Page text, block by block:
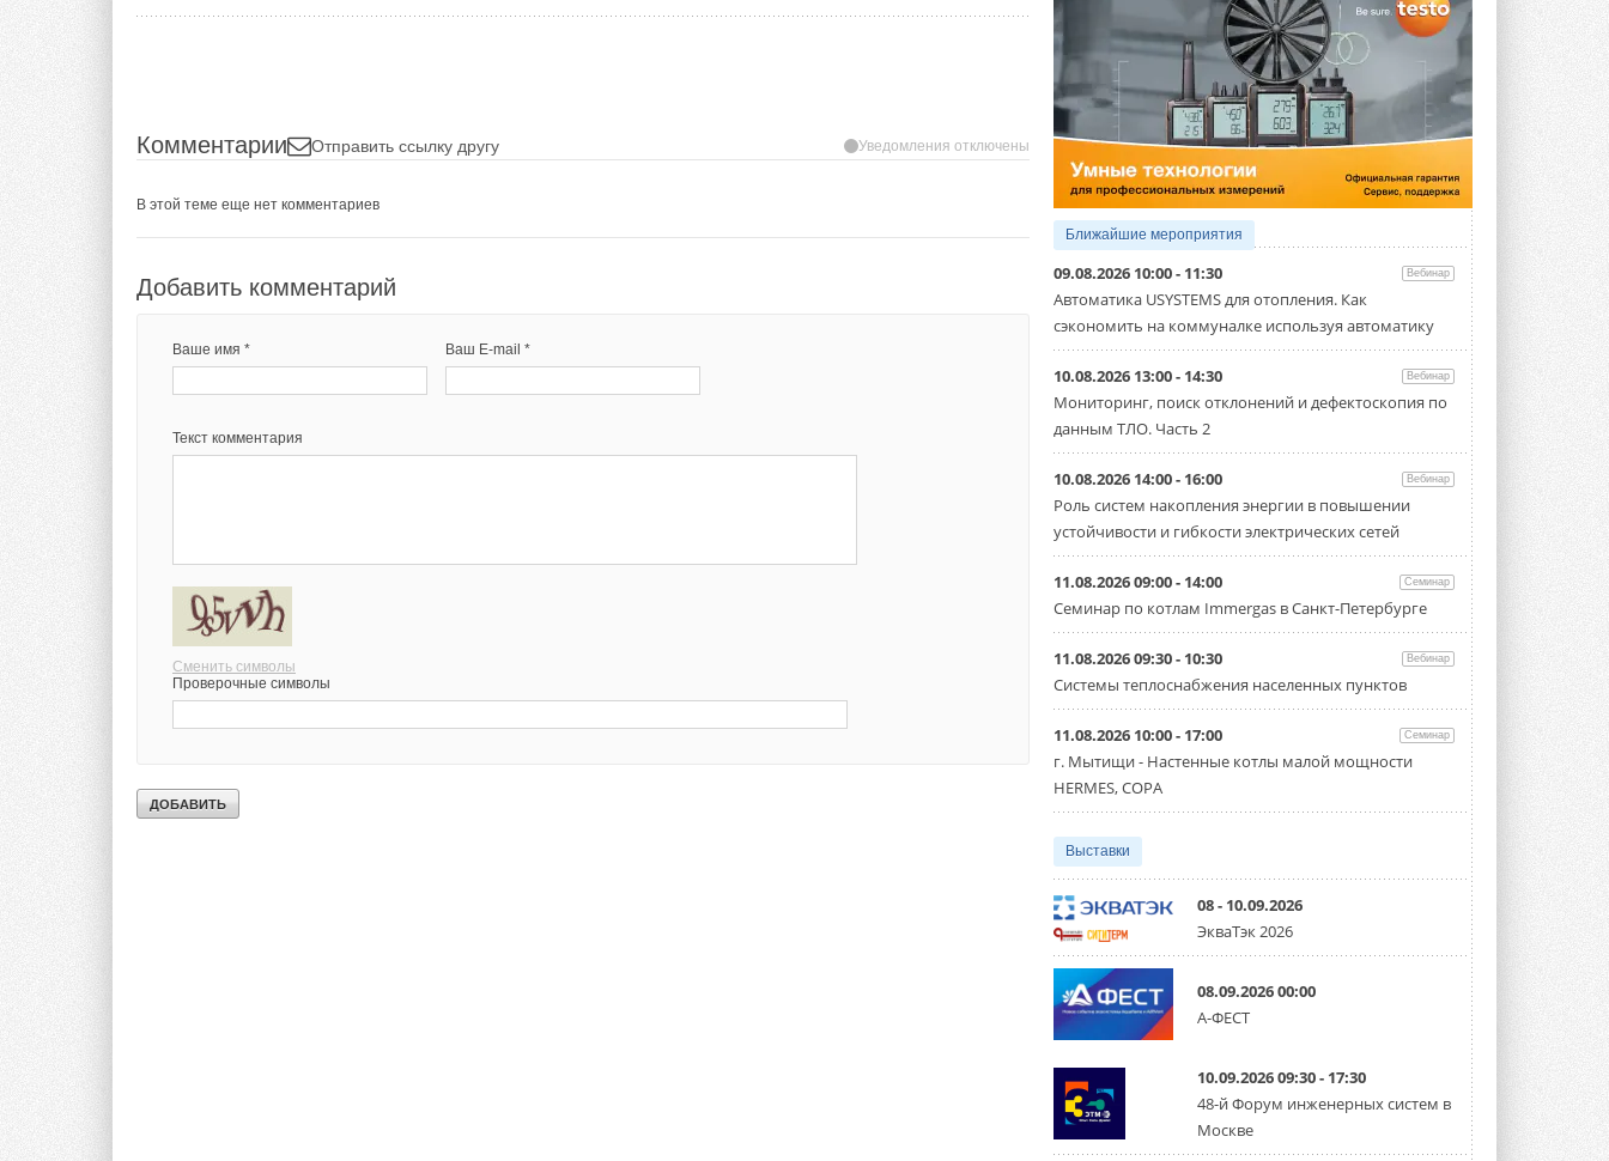
Комментарии Отправить ссылку другу Уведомления отключены
В этой теме еще нет комментариев
Добавить комментарий
Ваше имя * Ваш E-mail *
Текст комментария
Сменить символы
Проверочные символы
Гибридный тепловой насос PV/T
с одним общим испарителем
Исследователи предложили
конструкцию двухисточникового ...
5 АВГУСТА 2026
21-й ежегодный форум
«ЦОД-2026»
Мероприятие пройдет 2-3 сентября в
отеле Radisson Slavyanskaya. Форум
посетит более двух тысяч участников ...
5 АВГУСТА 2026
Китайская Shenling представила
линейку тепловых насосов
«воздух-вода» на R290
Серия ThermaX R290 All-In-One
включает три модели ...
Тепловые насосы в связке с
солнечной генерацией и
накопителем снижают
потребление на 60%
Исследователи из Италии установили ...
4 АВГУСТА 2026
«РУСКЛИМАТ Fest 2026» в Уфе
собрал свыше 700 профи
климатической отрасли
Организатором выступил торгово-
производственный холдинг ...
ЦОД с плотностью 54 кВт на
стойку
3 АВГУСТА 2026
систему DVM на R32
Линейка включает семь типоразмеров
производительностью от 22,4 до 56 кВт.
Суммарная длина трубопроводов ...
3 АВГУСТА 2026
«СиСофт Девелопмент» подвел
итоги конкурса студенческих
стартует уже в сентябре 2026 года ...
3 АВГУСТА 2026
«Русклимат» укрепляет
Ближайшие мероприятия
09.08.2026 10:00 - 11:30 Вебинар
Автоматика USYSTEMS для отопления. Как
сэкономить на коммуналке используя автоматику
10.08.2026 13:00 - 14:30 Вебинар
Мониторинг, поиск отклонений и дефектоскопия по
данным ТЛО. Часть 2
10.08.2026 14:00 - 16:00 Вебинар
Роль систем накопления энергии в повышении
устойчивости и гибкости электрических сетей
11.08.2026 09:00 - 14:00 Семинар
Семинар по котлам Immergas в Санкт-Петербурге
11.08.2026 09:30 - 10:30 Вебинар
Системы теплоснабжения населенных пунктов
11.08.2026 10:00 - 17:00 Семинар
г. Мытищи - Настенные котлы малой мощности
HERMES, COPA
Выставки
08 - 10.09.2026
ЭкваТэк 2026
08.09.2026 00:00
А-ФЕСТ
10.09.2026 09:30 - 17:30
48-й Форум инженерных систем в
Москве